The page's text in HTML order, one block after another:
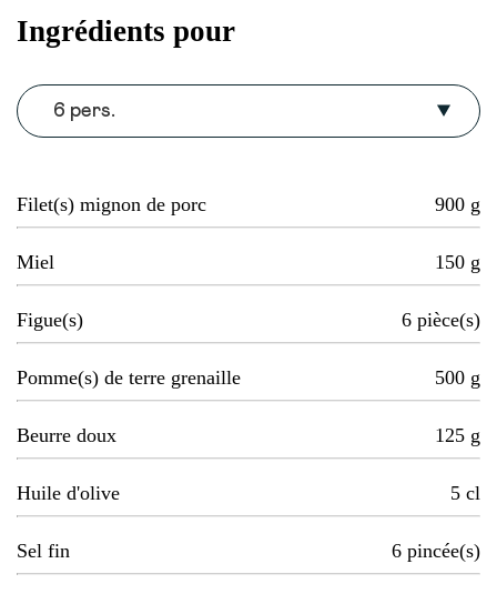
Ingrédients pour
6 pers.
Filet(s) mignon de porc 900 g
Miel 150 g
Figue(s) 6 pièce(s)
Pomme(s) de terre grenaille 500 g
Beurre doux 125 g
Huile d'olive 5 cl
Sel fin 6 pincée(s)